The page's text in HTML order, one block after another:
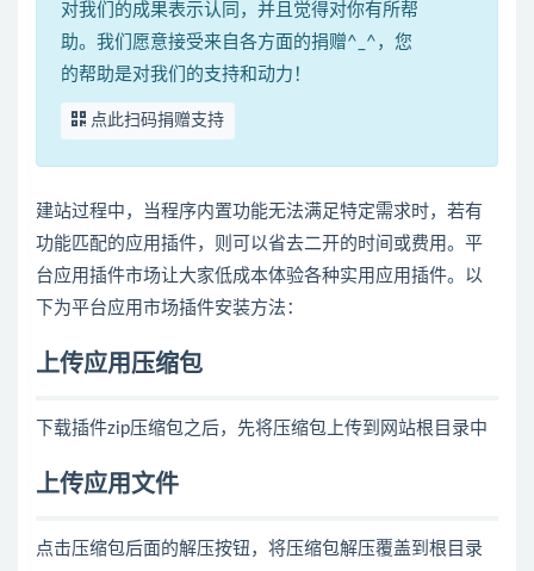
对我们的成果表示认同，并且觉得对你有所帮
助。我们愿意接受来自各方面的捐赠^_^，您
的帮助是对我们的支持和动力！
点此扫码捐赠支持
建站过程中，当程序内置功能无法满足特定需求时，若有
功能匹配的应用插件，则可以省去二开的时间或费用。平
台应用插件市场让大家低成本体验各种实用应用插件。以
下为平台应用市场插件安装方法：
上传应用压缩包
下载插件zip压缩包之后，先将压缩包上传到网站根目录中
上传应用文件
点击压缩包后面的解压按钮，将压缩包解压覆盖到根目录